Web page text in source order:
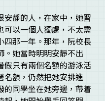
安靜的人，在家中，她習
可以一個人獨處，不太需
四那一年。那年，阮校長
。她當時明明安靜不出
假只有兩個名額的游泳活
名額，仍然把她安排進
的同學坐在她旁邊，帶着